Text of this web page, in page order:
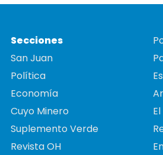
Secciones
San Juan
Política
Economía
Cuyo Minero
Suplemento Verde
Revista OH